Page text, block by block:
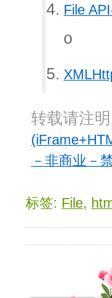
File
o
转载请注
－非商业－
标签: File,